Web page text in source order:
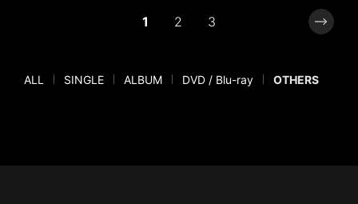
1 2 3
ALL SINGLE ALBUM DVD / Blu-ray OTHERS